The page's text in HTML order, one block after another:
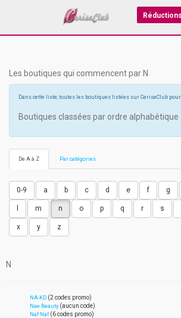
Réductions
Les boutiques qui commencent par N
Dans cette liste, toutes les boutiques listées sur CeriseClub
Boutiques classées par ordre alphabétique
De A à Z Par catégories
0-9 a b c d e f g
m n o p q r s
x y z
N
NA-KD (2 codes promo)
Nae Beauty (aucun code)
Naf Naf (6 codes promo)